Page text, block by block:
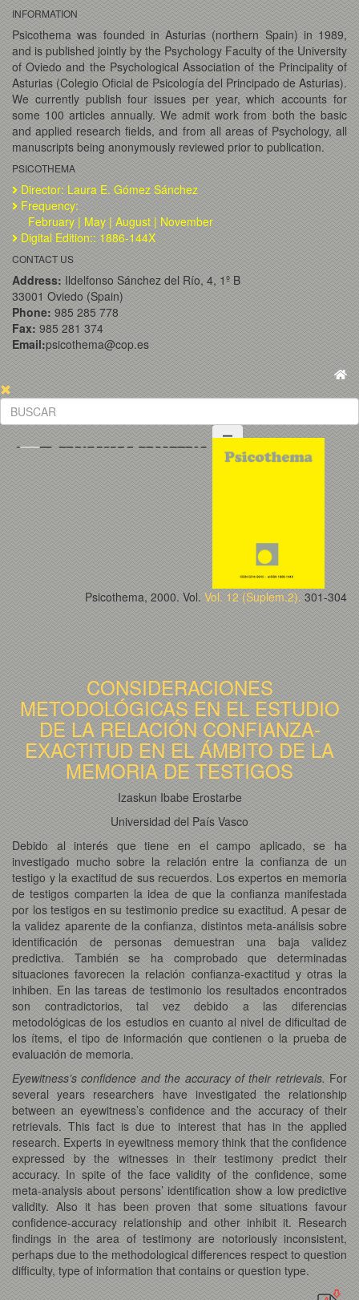
INFORMATION
Psicothema was founded in Asturias (northern Spain) in 1989,
and is published jointly by the Psychology Faculty of the University
of Oviedo and the Psychological Association of the Principality of
Asturias (Colegio Oficial de Psicología del Principado de Asturias).
We currently publish four issues per year, which accounts for
some 100 articles annually. We admit work from both the basic
and applied research fields, and from all areas of Psychology, all
manuscripts being anonymously reviewed prior to publication.
PSICOTHEMA
Director: Laura E. Gómez Sánchez
Frequency:
February | May | August | November
Digital Edition:: 1886-144X
CONTACT US
Address: Ildelfonso Sánchez del Río, 4, 1º B
33001 Oviedo (Spain)
Phone: 985 285 778
Fax: 985 281 374
Email:psicothema@cop.es
Psicothema, 2000. Vol. Vol. 12 (Suplem.2). 301-304
CONSIDERACIONES
METODOLÓGICAS EN EL ESTUDIO
DE LA RELACIÓN CONFIANZA-
EXACTITUD EN EL ÁMBITO DE LA
MEMORIA DE TESTIGOS
Izaskun Ibabe Erostarbe
Universidad del País Vasco
Debido al interés que tiene en el campo aplicado, se ha
investigado mucho sobre la relación entre la confianza de un
testigo y la exactitud de sus recuerdos. Los expertos en memoria
de testigos comparten la idea de que la confianza manifestada
por los testigos en su testimonio predice su exactitud. A pesar de
la validez aparente de la confianza, distintos meta-análisis sobre
identificación de personas demuestran una baja validez
predictiva. También se ha comprobado que determinadas
situaciones favorecen la relación confianza-exactitud y otras la
inhiben. En las tareas de testimonio los resultados encontrados
son contradictorios, tal vez debido a las diferencias
metodológicas de los estudios en cuanto al nivel de dificultad de
los ítems, el tipo de información que contienen o la prueba de
evaluación de memoria.
Eyewitness’s confidence and the accuracy of their retrievals. For
several years researchers have investigated the relationship
between an eyewitness’s confidence and the accuracy of their
retrievals. This fact is due to interest that has in the applied
research. Experts in eyewitness memory think that the confidence
expressed by the witnesses in their testimony predict their
accuracy. In spite of the face validity of the confidence, some
meta-analysis about persons’ identification show a low predictive
validity. Also it has been proven that some situations favour
confidence-accuracy relationship and other inhibit it. Research
findings in the area of testimony are notoriously inconsistent,
perhaps due to the methodological differences respect to question
difficulty, type of information that contains or question type.